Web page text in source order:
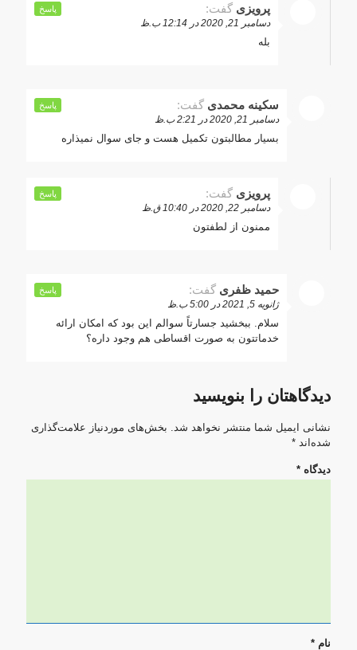
پرویزی گفت:
دسامبر 21, 2020 در 12:14 ب.ظ
بله
پاسخ
سکینه محمدی گفت:
دسامبر 21, 2020 در 2:21 ب.ظ
بسیار مطالبتون تکمیل هست و جای سوال نمیذاره
پاسخ
پرویزی گفت:
دسامبر 22, 2020 در 10:40 ق.ظ
ممنون از لطفتون
پاسخ
حمید ظفری گفت:
ژانویه 5, 2021 در 5:00 ب.ظ
سلام. ببخشید جسارتاً سوالم این بود که امکان ارائه
خدماتتون به صورت اقساطی هم وجود داره؟
پاسخ
دیدگاهتان را بنویسید
نشانی ایمیل شما منتشر نخواهد شد.
بخش‌های موردنیاز علامت‌گذاری
شده‌اند *
دیدگاه *
نام *